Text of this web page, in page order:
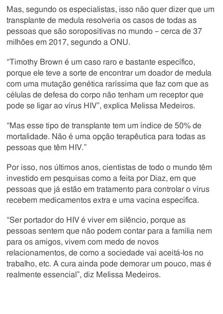
Mas, segundo os especialistas, isso não quer dizer que um
transplante de medula resolveria os casos de todas as
pessoas que são soropositivas no mundo – cerca de 37
milhões em 2017, segundo a ONU.
“Timothy Brown é um caso raro e bastante específico,
porque ele teve a sorte de encontrar um doador de medula
com uma mutação genética raríssima que faz com que as
células de defesa do corpo não tenham um receptor que
pode se ligar ao vírus HIV”, explica Melissa Medeiros.
“Mas esse tipo de transplante tem um índice de 50% de
mortalidade. Não é uma opção terapêutica para todas as
pessoas que têm HIV.”
Por isso, nos últimos anos, cientistas de todo o mundo têm
investido em pesquisas como a feita por Diaz, em que
pessoas que já estão em tratamento para controlar o vírus
recebem medicamentos extra e uma vacina específica.
“Ser portador do HIV é viver em silêncio, porque as
pessoas sentem que não podem contar para a família nem
para os amigos, vivem com medo de novos
relacionamentos, de como a sociedade vai aceitá-los no
trabalho, etc. A cura ainda pode demorar um pouco, mas é
realmente essencial”, diz Melissa Medeiros.